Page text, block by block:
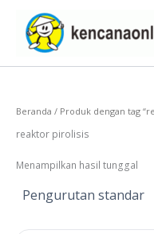
konten
Beranda / Produk dengan tag
reaktor pirolisis
Menampilkan hasil tunggal